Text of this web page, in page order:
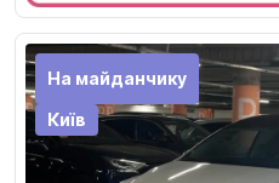
На майданчику
Київ